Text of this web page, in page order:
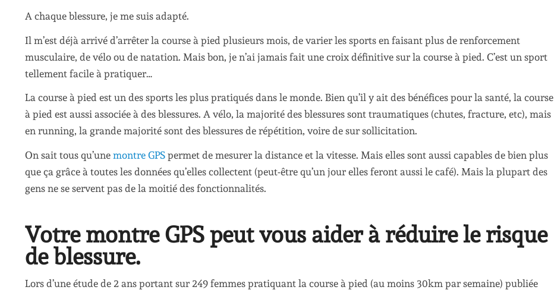
A chaque blessure, je me suis adapté.
Il m’est déjà arrivé d’arrêter la course à pied plusieurs mois, de varier les sports en faisant plus de renforcement
musculaire, de vélo ou de natation. Mais bon, je n’ai jamais fait une croix définitive sur la course à pied. C’est un sport
tellement facile à pratiquer…
La course à pied est un des sports les plus pratiqués dans le monde. Bien qu’il y ait des bénéfices pour la santé, la course
à pied est aussi associée à des blessures. A vélo, la majorité des blessures sont traumatiques (chutes, fracture, etc), mais
en running, la grande majorité sont des blessures de répétition, voire de sur sollicitation.
On sait tous qu’une montre GPS permet de mesurer la distance et la vitesse. Mais elles sont aussi capables de bien plus
que ça grâce à toutes les données qu’elles collectent (peut-être qu’un jour elles feront aussi le café). Mais la plupart des
gens ne se servent pas de la moitié des fonctionnalités.
Votre montre GPS peut vous aider à réduire le risque
de blessure.
Lors d’une étude de 2 ans portant sur 249 femmes pratiquant la course à pied (au moins 30km par semaine) publiée